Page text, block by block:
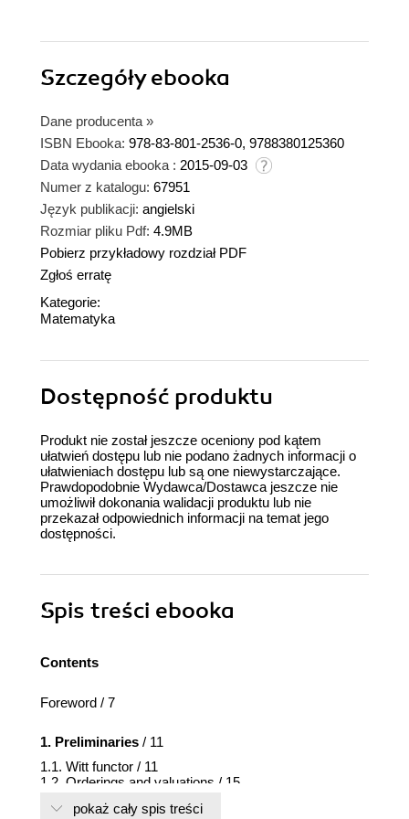
Szczegółyebooka
Dane producenta »
ISBN Ebooka: 978-83-801-2536-0, 9788380125360
Data wydania ebooka : 2015-09-03
Numer z katalogu: 67951
Język publikacji: angielski
Rozmiar pliku Pdf: 4.9MB
Pobierz przykładowy rozdział PDF
Zgłoś erratę
Kategorie:
Matematyka
Dostępność produktu
Produkt nie został jeszcze oceniony pod kątem
ułatwień dostępu lub nie podano żadnych informacji o
ułatwieniach dostępu lub są one niewystarczające.
Prawdopodobnie Wydawca/Dostawca jeszcze nie
umożliwił dokonania walidacji produktu lub nie
przekazał odpowiednich informacji na temat jego
dostępności.
Spis treści ebooka
Contents
Foreword / 7
1. Preliminaries / 11
1.1. Witt functor / 11
1.2. Orderings and valuations / 15
1.4. Introduction to real curves / 23
pokaż cały spis treści